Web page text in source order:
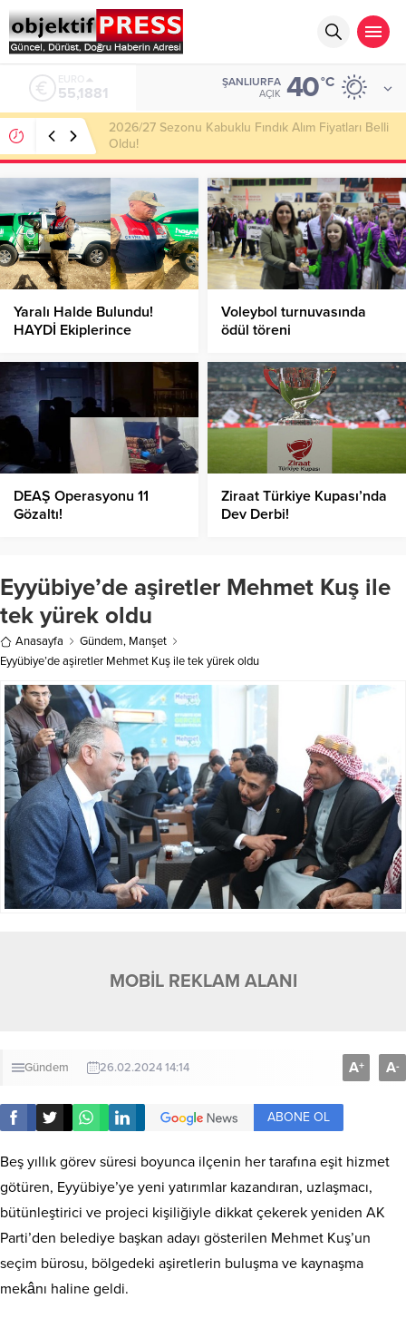
ALTIN
6.660,55
ŞANLIURFA
AÇIK 40°C
Haliliye Belediyesi Her Gün 4 Bin 898 Kişiye Sıcak
Yemek Ulaştırıyor!
Yaralı Halde Bulundu!
HAYDİ Ekiplerince
Voleybol turnuvasında
ödül töreni
DEAŞ Operasyonu 11
Gözaltı!
Ziraat Türkiye Kupası’nda
Dev Derbi!
Eyyübiye’de aşiretler Mehmet Kuş ile
tek yürek oldu
Anasayfa Gündem, Manşet
Eyyübiye’de aşiretler Mehmet Kuş ile tek yürek oldu
MOBİL REKLAM ALANI
Gündem 26.02.2024 14:14 A+ A-
ABONE OL
Beş yıllık görev süresi boyunca ilçenin her tarafına eşit hizmet
götüren, Eyyübiye’ye yeni yatırımlar kazandıran, uzlaşmacı,
bütünleştirici ve projeci kişiliğiyle dikkat çekerek yeniden AK
Parti’den belediye başkan adayı gösterilen Mehmet Kuş’un
seçim bürosu, bölgedeki aşiretlerin buluşma ve kaynaşma
mekânı haline geldi.